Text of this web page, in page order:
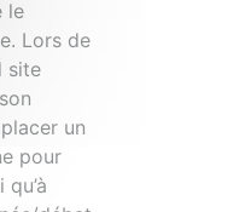
le
Lors de
site
un
pour